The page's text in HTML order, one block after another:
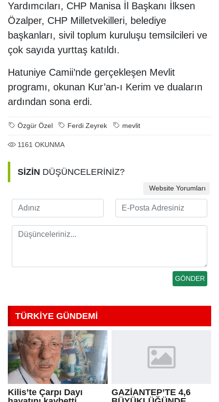
Yardımcıları, CHP Manisa İl Başkanı İlksen
Özalper, CHP Milletvekilleri, belediye
başkanları, sivil toplum kuruluşu temsilcileri ve
çok sayıda yurttaş katıldı.
Hatuniye Camii’nde gerçekleşen Mevlit
programı, okunan Kur’an-ı Kerim ve duaların
ardından sona erdi.
Özgür Özel Ferdi Zeyrek mevlit
1161 OKUNMA
SİZİN DÜŞÜNCELERİNİZ?
Website Yorumları
TÜRKİYE GÜNDEMİ
Kilis’te Çarpı Dayı
GAZİANTEP’TE 4,6